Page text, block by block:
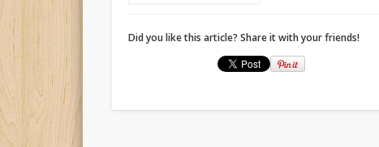
Did you like this article? Share it with your friends!